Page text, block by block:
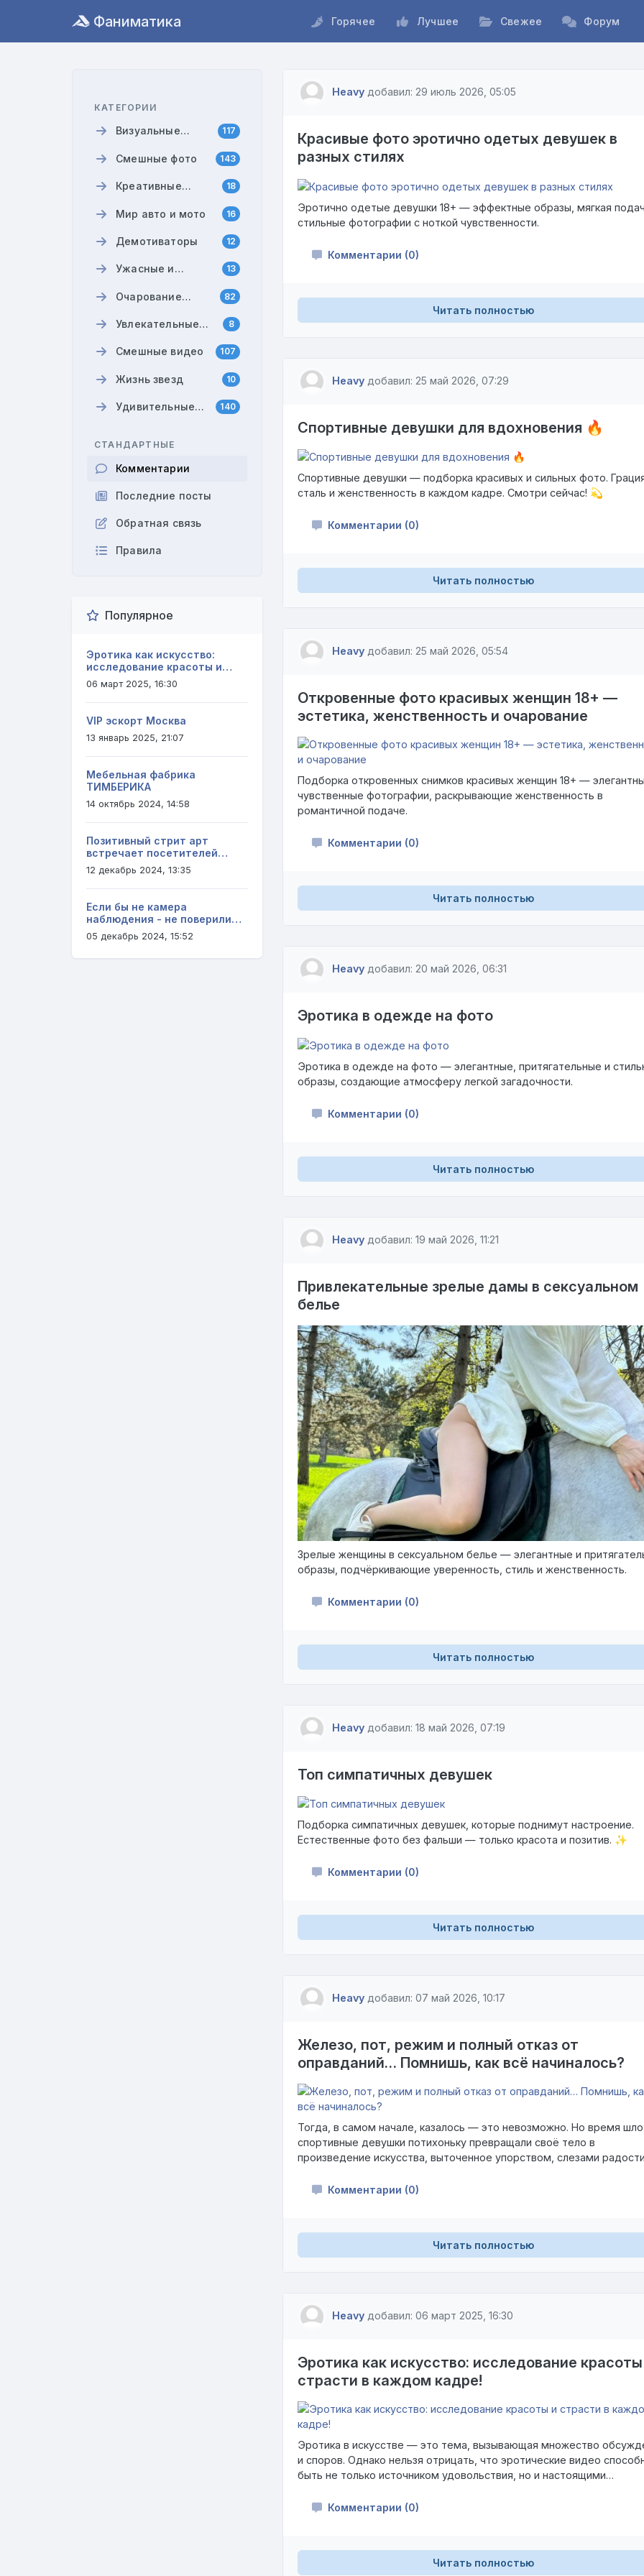
Фаниматика Горячее Лучшее Свежее Форум
КАТЕГОРИИ
Визуальные
117
Смешные фото 143
Креативные
18
Мир авто и мото 16
Демотиваторы 12
Ужасные и
моменты
13
Очарование
82
Увлекательные
8
Смешные видео 107
Жизнь звезд 10
Удивительные
140
СТАНДАРТНЫЕ
Комментарии
Последние посты
Обратная связь
Правила
Популярное
Эротика как искусство:
исследование красоты и
страсти в каждом кадре!
06 март 2025, 16:30
VIP эскорт Москва
13 январь 2025, 21:07
Мебельная фабрика
ТИМБЕРИКА
14 октябрь 2024, 14:58
Позитивный стрит арт
встречает посетителей
городских улиц. (20 фото)
12 декабрь 2024, 13:35
Если бы не камера
наблюдения - не поверили
бы! (видео)
05 декабрь 2024, 15:52
Heavy добавил: 29 июль 2026, 05:05
Красивые фото эротично одетых девушек в
разных стилях
Эротично одетые девушки 18+ — эффектные образы, мягкая
стильные фотографии с ноткой чувственности.
Комментарии (0)
Читать полностью
Heavy добавил: 25 май 2026, 07:29
Спортивные девушки для вдохновения 🔥
Спортивные девушки — подборка красивых и сильных фото.
сталь и женственность в каждом кадре. Смотри сейчас! 💫
Комментарии (0)
Читать полностью
Heavy добавил: 25 май 2026, 05:54
Откровенные фото красивых женщин 18+ —
эстетика, женственность и очарование
Подборка откровенных снимков красивых женщин 18+ —
чувственные фотографии, раскрывающие женственность в
романтичной подаче.
Комментарии (0)
Читать полностью
Heavy добавил: 20 май 2026, 06:31
Эротика в одежде на фото
Эротика в одежде на фото — элегантные, притягательные и
образы, создающие атмосферу легкой загадочности.
Комментарии (0)
Читать полностью
Heavy добавил: 19 май 2026, 11:21
Привлекательные зрелые дамы в сексуальном
белье
Зрелые женщины в сексуальном белье — элегантные и
образы, подчёркивающие уверенность, стиль и женственность.
Комментарии (0)
Читать полностью
Heavy добавил: 18 май 2026, 07:19
Топ симпатичных девушек
Подборка симпатичных девушек, которые поднимут настроение.
Естественные фото без фальши — только красота и позитив. ✨
Комментарии (0)
Читать полностью
Heavy добавил: 07 май 2026, 10:17
Железо, пот, режим и полный отказ от
оправданий… Помнишь, как всё начиналось?
Тогда, в самом начале, казалось — это невозможно. Но время
спортивные девушки потихоньку превращали своё тело в
произведение искусства, выточенное упорством, слезами
боков — только плавные, сильные линии, как на старых
Комментарии (0)
Читать полностью
Heavy добавил: 06 март 2025, 16:30
Эротика как искусство: исследование
страсти в каждом кадре!
Эротика в искусстве — это тема, вызывающая множество
и споров. Однако нельзя отрицать, что эротические видео
быть не только источником удовольствия, но и настоящими
становится формой искусства, исследуем её эстетические
Комментарии (0)
Читать полностью